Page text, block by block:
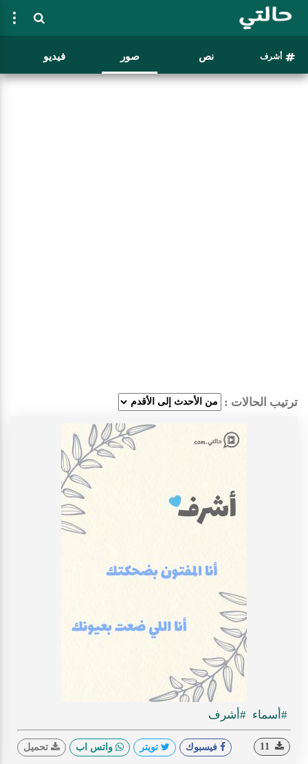
أشرف نص صور فيديو
ترتيب الحالات :
#أسماء #أشرف
فيسبوك تويتر واتس اب تحميل